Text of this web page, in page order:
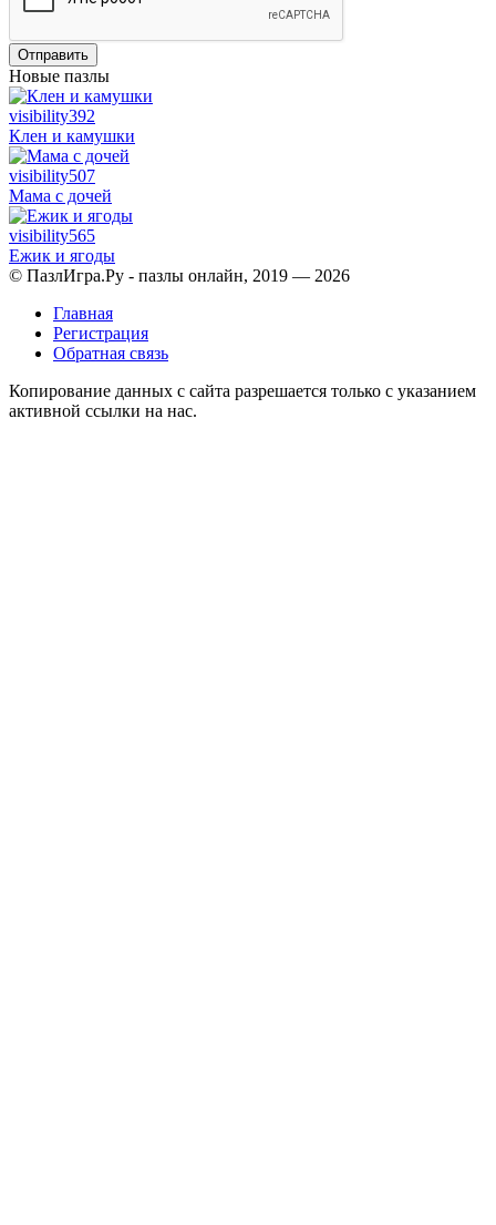
Отправить
Новые пазлы
visibility392
Клен и камушки
visibility507
Мама с дочей
visibility565
Ежик и ягоды
© ПазлИгра.Ру - пазлы онлайн, 2019 — 2026
Главная
Регистрация
Обратная связь
Копирование данных с сайта разрешается только с указанием
активной ссылки на нас.